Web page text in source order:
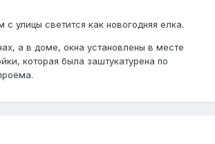
с улицы светится как новогодняя елка.
а в доме, окна установлены в месте
которая была заштукатурена по